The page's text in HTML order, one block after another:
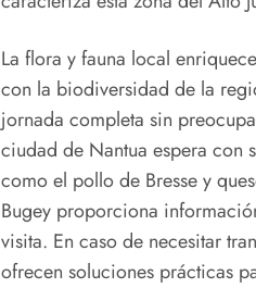
La flora y fauna local
con la biodiversidad de la
jornada completa sin
ciudad de Nantua espera con
como el pollo de Bresse y
Bugey proporciona
visita. En caso de necesitar
ofrecen soluciones prácticas